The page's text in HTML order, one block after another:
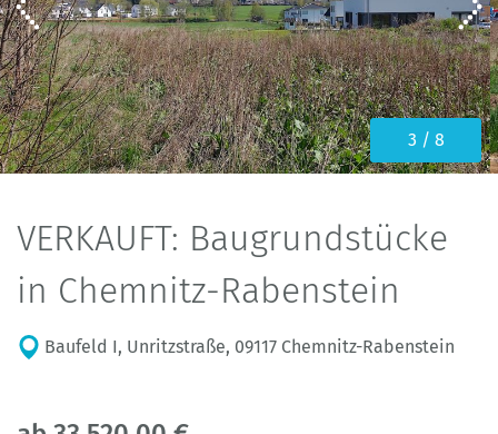
4 / 8
VERKAUFT: Baugrundstücke
in Chemnitz-Rabenstein
Baufeld I, Unritzstraße, 09117 Chemnitz-Rabenstein